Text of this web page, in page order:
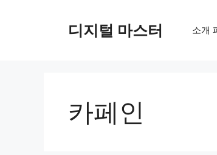
디지털 마스터 소개
카페인